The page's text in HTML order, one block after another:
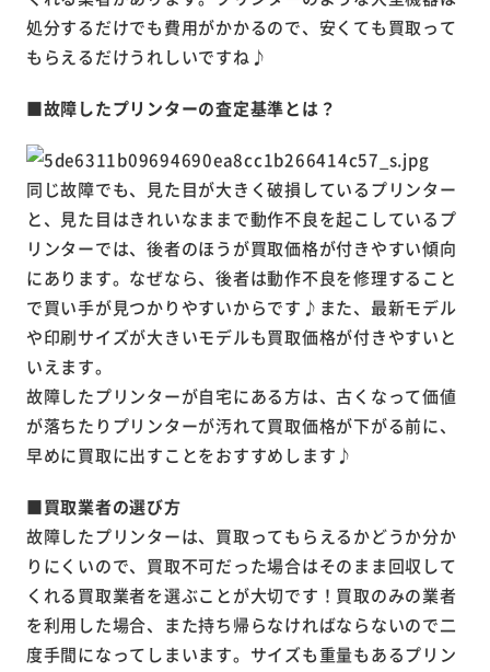
処分するだけでも費用がかかるので、安くても買取って
もらえるだけうれしいですね♪
■故障したプリンターの査定基準とは？
同じ故障でも、見た目が大きく破損しているプリンター
と、見た目はきれいなままで動作不良を起こしているプ
リンターでは、後者のほうが買取価格が付きやすい傾向
にあります。なぜなら、後者は動作不良を修理すること
で買い手が見つかりやすいからです♪また、最新モデル
や印刷サイズが大きいモデルも買取価格が付きやすいと
いえます。
故障したプリンターが自宅にある方は、古くなって価値
が落ちたりプリンターが汚れて買取価格が下がる前に、
早めに買取に出すことをおすすめします♪
■買取業者の選び方
故障したプリンターは、買取ってもらえるかどうか分か
りにくいので、買取不可だった場合はそのまま回収して
くれる買取業者を選ぶことが大切です！買取のみの業者
を利用した場合、また持ち帰らなければならないので二
度手間になってしまいます。サイズも重量もあるプリン